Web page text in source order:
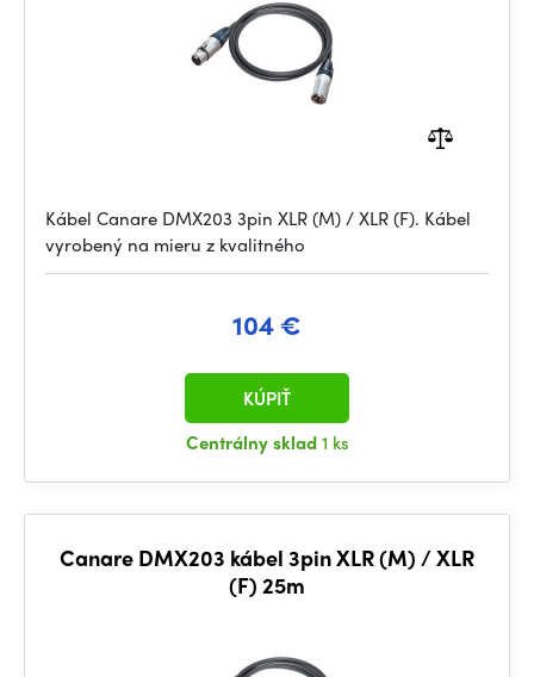
Kábel Canare DMX203 3pin XLR (M) / XLR (F). Kábel
vyrobený na mieru z kvalitného
104 €
Centrálny sklad1 ks
KÚPIŤ
Canare DMX203 kábel 3pin XLR (M) / XLR
(F) 25m